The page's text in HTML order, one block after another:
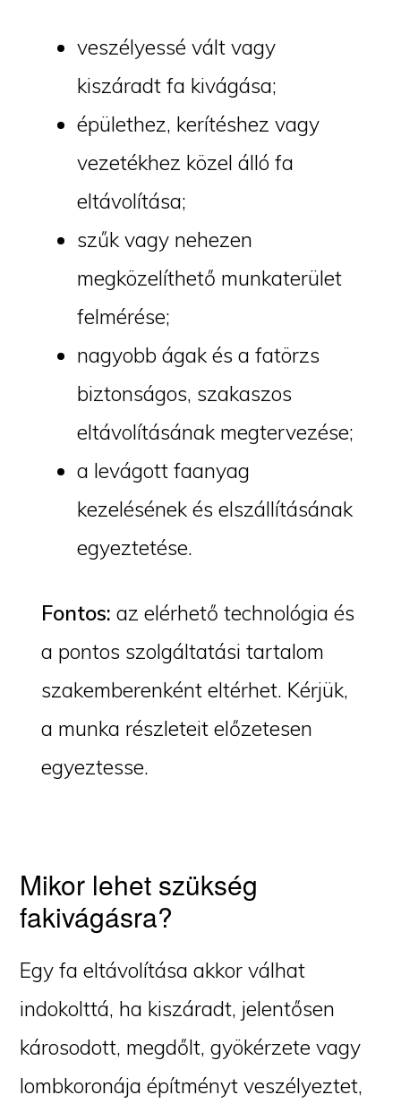
veszélyessé vált vagy
kiszáradt fa kivágása;
épülethez, kerítéshez vagy
vezetékhez közel álló fa
eltávolítása;
szűk vagy nehezen
megközelíthető munkaterület
felmérése;
nagyobb ágak és a fatörzs
biztonságos, szakaszos
eltávolításának megtervezése;
a levágott faanyag
kezelésének és elszállításának
egyeztetése.
Fontos: az elérhető technológia és
a pontos szolgáltatási tartalom
szakemberenként eltérhet. Kérjük,
a munka részleteit előzetesen
egyeztesse.
Mikor lehet szükség
fakivágásra?
Egy fa eltávolítása akkor válhat
indokolttá, ha kiszáradt, jelentősen
károsodott, megdőlt, gyökérzete vagy
lombkoronája építményt veszélyeztet,